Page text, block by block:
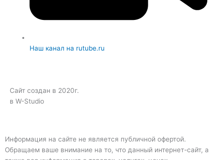
Наш канал на rutube.ru
Сайт создан в 2020г.
в W-Studio
Информация на сайте не является публичной офертой.
Обращаем ваше внимание на то, что данный интернет-сайт, а